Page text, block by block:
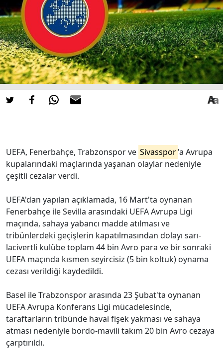
UEFA, Fenerbahçe, Trabzonspor ve Sivasspor'a Avrupa
kupalarındaki maçlarında yaşanan olaylar nedeniyle
çeşitli cezalar verdi.
UEFA'dan yapılan açıklamada, 16 Mart'ta oynanan
Fenerbahçe ile Sevilla arasındaki UEFA Avrupa Ligi
maçında, sahaya yabancı madde atılması ve
tribünlerdeki geçişlerin kapatılmasından dolayı sarı-
lacivertli kulübe toplam 44 bin Avro para ve bir sonraki
UEFA maçında kısmen seyircisiz (5 bin koltuk) oynama
cezası verildiği kaydedildi.
Basel ile Trabzonspor arasında 23 Şubat'ta oynanan
UEFA Avrupa Konferans Ligi mücadelesinde,
taraftarların tribünde havai fişek yakması ve sahaya
atması nedeniyle bordo-mavili takım 20 bin Avro cezaya
çarptırıldı.